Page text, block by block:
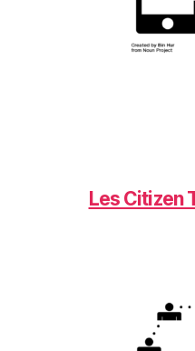
Les Citizen